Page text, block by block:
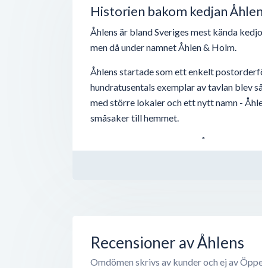
Historien bakom kedjan
Åhlens är bland Sveriges mest kända
men då under namnet Åhlen & Holm.
Åhlens startade som ett enkelt
hundratusentals exemplar av tavlan blev
med större lokaler och ett nytt namn -
småsaker till hemmet.
Den andra supersuccén för Åhlens var när...
Recensioner av Åhlens
Omdömen skrivs av kunder och ej av